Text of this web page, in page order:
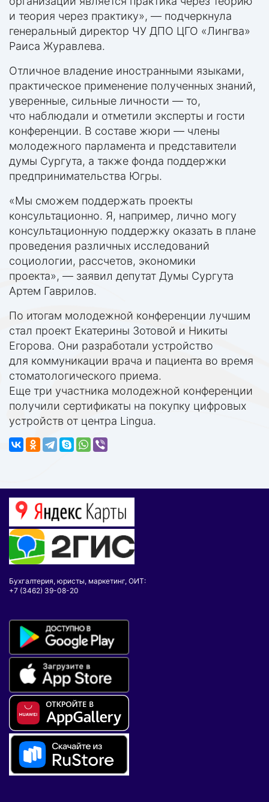
и теория через практику», — подчеркнула
генеральный директор ЧУ ДПО ЦГО «Лингва»
Раиса Журавлева.
Отличное владение иностранными языками,
практическое применение полученных знаний,
уверенные, сильные личности — то,
что наблюдали и отметили эксперты и гости
конференции. В составе жюри — члены
молодежного парламента и представители
думы Сургута, а также фонда поддержки
предпринимательства Югры.
«Мы сможем поддержать проекты
консультационно. Я, например, лично могу
консультационную поддержку оказать в плане
проведения различных исследований
социологии, рассчетов, экономики
проекта», — заявил депутат Думы Сургута
Артем Гаврилов.
По итогам молодежной конференции лучшим
стал проект Екатерины Зотовой и Никиты
Егорова. Они разработали устройство
для коммуникации врача и пациента во время
стоматологического приема.
Еще три участника молодежной конференции
получили сертификаты на покупку цифровых
устройств от центра Lingua.
Бухгалтерия, юристы, маркетинг, ОИТ:
+7 (3462) 39-08-20